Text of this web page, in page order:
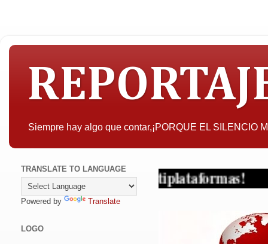
Siempre hay algo que contar,¡PORQUE EL SILENCIO
en sus multiplataformas!
TRANSLATE TO LANGUAGE
Powered by Translate
LOGO